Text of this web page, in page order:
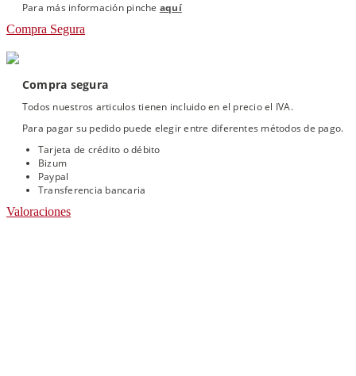
Para más información pinche aquí
Compra Segura
Compra segura
Todos nuestros articulos tienen incluido en el precio el IVA.
Para pagar su pedido puede elegir entre diferentes métodos de pago.
Tarjeta de crédito o débito
Bizum
Paypal
Transferencia bancaria
Valoraciones